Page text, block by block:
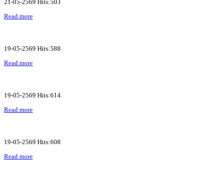
21-05-2569 Hits:503
Read more
19-05-2569 Hits:588
Read more
19-05-2569 Hits:614
Read more
19-05-2569 Hits:608
Read more